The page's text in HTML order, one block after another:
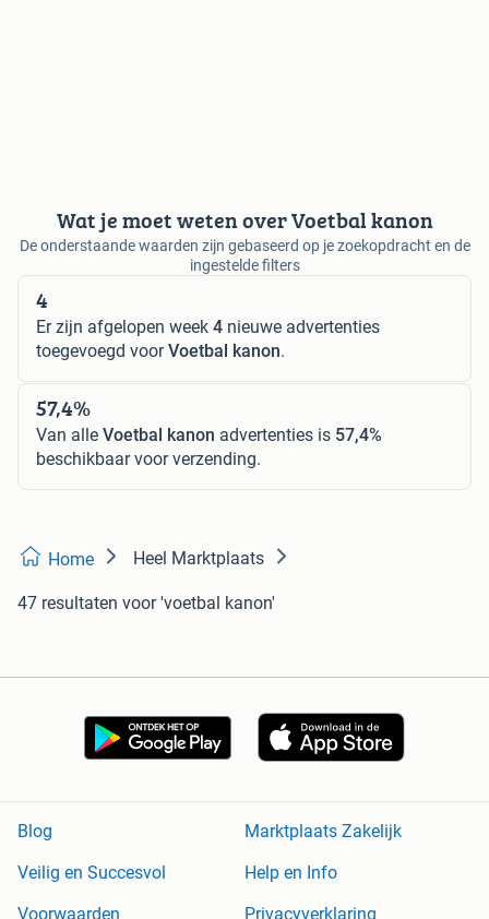
Wat je moet weten over Voetbal kanon
De onderstaande waarden zijn gebaseerd op je zoekopdracht en de
ingestelde filters
4
Er zijn afgelopen week 4 nieuwe advertenties
toegevoegd voorVoetbal kanon.
57,4%
Van alle Voetbal kanon advertenties is 57,4%
beschikbaar voor verzending.
Home Heel Marktplaats
47 resultaten voor 'voetbal kanon'
Blog
Marktplaats Zakelijk
Veilig en Succesvol
Help en Info
Voorwaarden
Privacyverklaring